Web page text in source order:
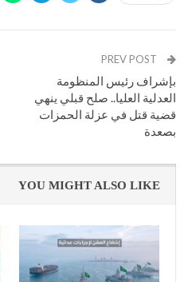
بإشراف رئيس المنظومة
العدلية العليا.. صلح قبلي ينهي
قضية قتل في عزلة الحمزات
بصعدة
YOU MIGHT ALSO LIKE